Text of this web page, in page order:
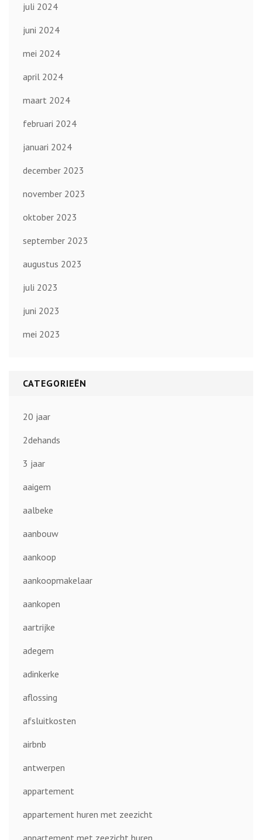
juli 2024
juni 2024
mei 2024
april 2024
maart 2024
februari 2024
januari 2024
december 2023
november 2023
oktober 2023
september 2023
augustus 2023
juli 2023
juni 2023
mei 2023
CATEGORIEËN
20 jaar
2dehands
3 jaar
aaigem
aalbeke
aanbouw
aankoop
aankoopmakelaar
aankopen
aartrijke
adegem
adinkerke
aflossing
afsluitkosten
airbnb
antwerpen
appartement
appartement huren met zeezicht